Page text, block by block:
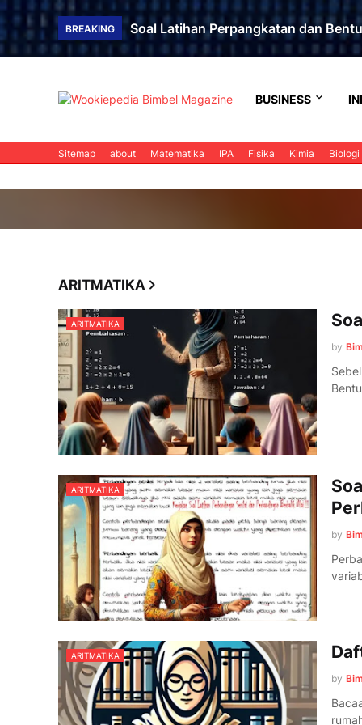
BREAKING Soal Latihan Perpangkatan dan
BUSINESS
Sitemap about Matematika IPA Fisika Kimia Biologi
ARITMATIKA
ARITMATIKA
by
ARITMATIKA
by
ARITMATIKA
by